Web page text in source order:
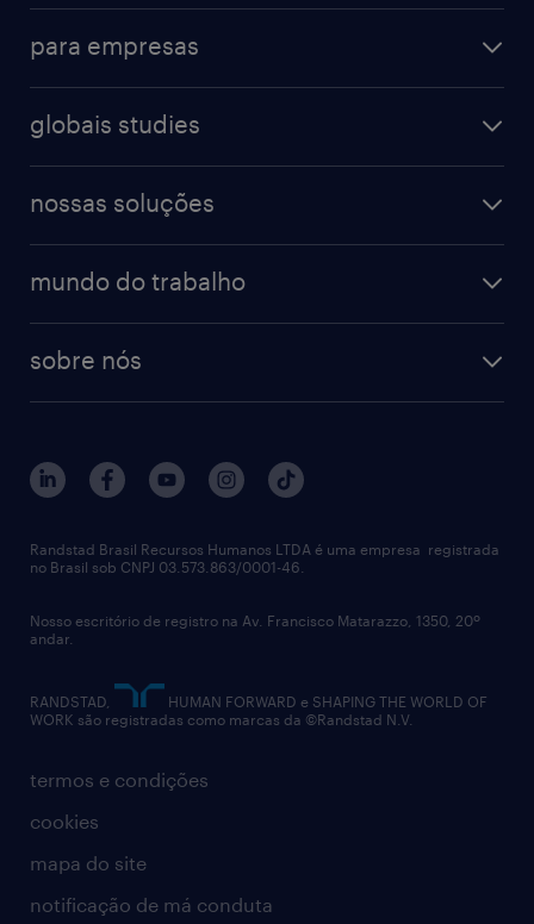
para empresas
globais studies
nossas soluções
mundo do trabalho
sobre nós
termos e condições
cookies
mapa do site
notificação de má conduta
Randstad Brasil Recursos Humanos LTDA é uma empresa registrada
no Brasil sob CNPJ 03.573.863/0001-46.
Nosso escritório de registro na Av. Francisco Matarazzo, 1350, 20º
andar.
RANDSTAD,
HUMAN FORWARD e SHAPING THE WORLD OF
WORK são registradas como marcas da ©Randstad N.V.